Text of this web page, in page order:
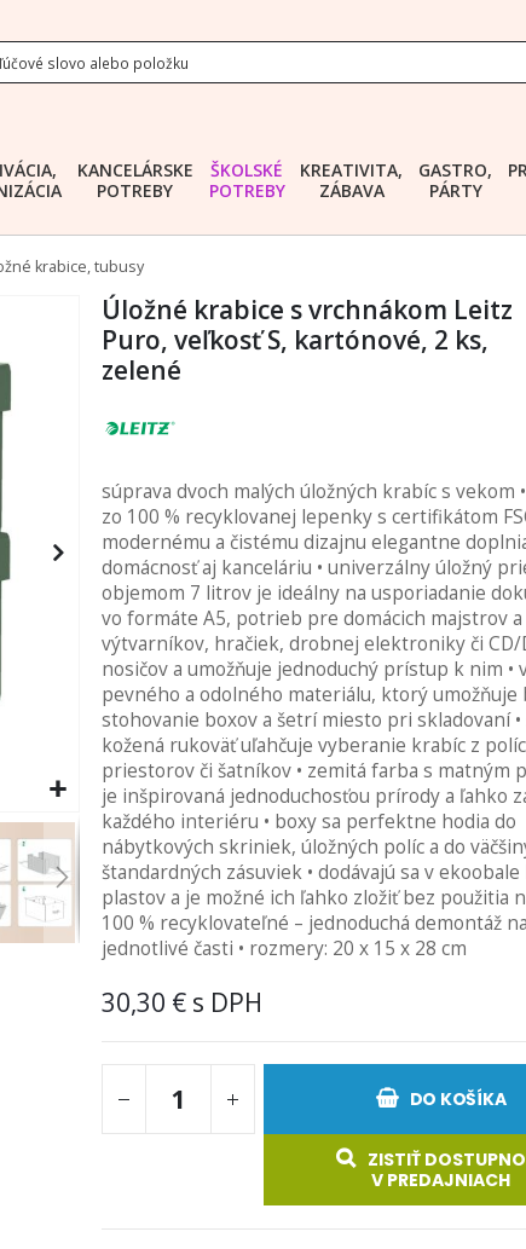
KANCELÁRSKE
POTREBY
ŠKOLSKÉ
POTREBY
KREATIVITA,
ZÁBAVA
GASTRO,
PÁRTY
krabice, tubusy
Úložné krabice s vrchnákom Leitz
Puro, veľkosť S, kartónové, 2 ks,
zelené
súprava dvoch malých úložných krabíc s vekom
zo 100 % recyklovanej lepenky s certifikátom
modernému a čistému dizajnu elegantne
domácnosť aj kanceláriu • univerzálny úložný
objemom 7 litrov je ideálny na usporiadanie
vo formáte A5, potrieb pre domácich majstrov a
výtvarníkov, hračiek, drobnej elektroniky či CD/
nosičov a umožňuje jednoduchý prístup k nim •
pevného a odolného materiálu, ktorý umožňuje
stohovanie boxov a šetrí miesto pri skladovaní •
kožená rukoväť uľahčuje vyberanie krabíc z
priestorov či šatníkov • zemitá farba s matným
je inšpirovaná jednoduchosťou prírody a ľahko
každého interiéru • boxy sa perfektne hodia do
nábytkových skriniek, úložných políc a do
štandardných zásuviek • dodávajú sa v ekoobale
plastov a je možné ich ľahko zložiť bez použitia
100 % recyklovateľné – jednoduchá demontáž na
jednotlivé časti • rozmery: 20 x 15 x 28 cm
30,30 €
DO KOŠÍKA
ZISTIŤ
V PREDAJNIACH